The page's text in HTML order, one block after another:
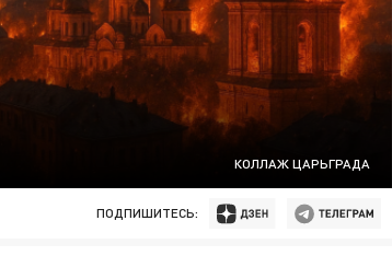
КОЛЛАЖ ЦАРЬГРАДА
ПОДПИШИТЕСЬ: